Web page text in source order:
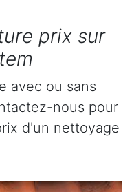
prix sur
avec ou sans
nous pour
d'un nettoyage